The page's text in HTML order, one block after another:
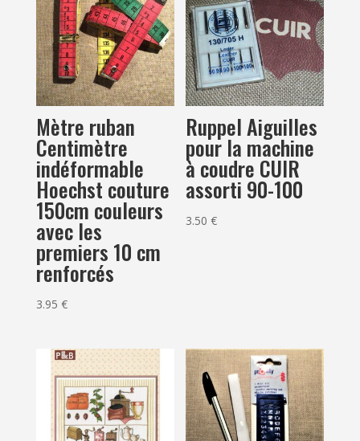
Mètre ruban
Centimètre
indéformable
Hoechst couture
150cm couleurs
avec les
premiers 10 cm
renforcés
3.95 €
Ruppel Aiguilles
pour la machine
à coudre CUIR
assorti 90-100
3.50€